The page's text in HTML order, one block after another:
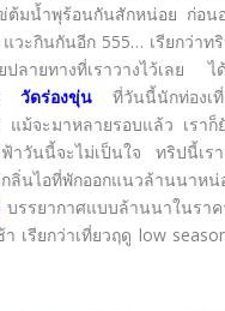
ต้มน้ำพุร้อนกันสักหน่อย ก่อน
วะกินกันอีก 555… เรียกว่าท
ปลายทางที่เราวางไว้เลย ไ
วัดร่องขุ่น ที่วันนี้นักท่องเที่
แม้จะมาหลายรอบแล้ว เราก็
าวันนี้จะไม่เป็นใจ ทริปนี้เรา
กลิ่นไอที่พักออกแนวล้านนาห
บรรยากาศแบบล้านนาในราค
า เรียกว่าเที่ยวฤดู low